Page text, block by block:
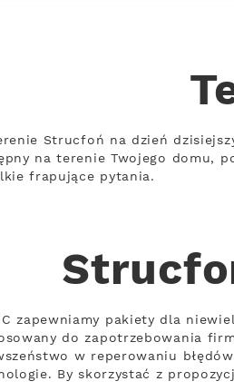
Strucfoń na dzień
na terenie Twojego domu,
frapujące pytania.
zapewniamy pakiety dla
do zapotrzebowania
w reperowaniu
By skorzystać z